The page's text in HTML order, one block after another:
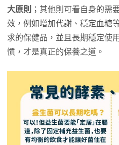
大原則
；其他則可看自身的需
效，例如增加代謝、穩定血糖
求的保健品，並且長期穩定使
慣，才是真正的保養之道。